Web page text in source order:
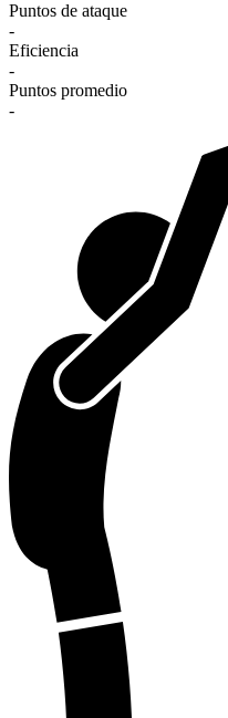
Puntos de ataque
-
Eficiencia
-
Puntos promedio
-